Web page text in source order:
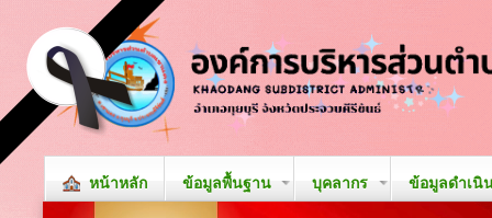
หน้าหลัก ข้อมูลพื้นฐาน บุคลากร ข้อมูลดำเนิ